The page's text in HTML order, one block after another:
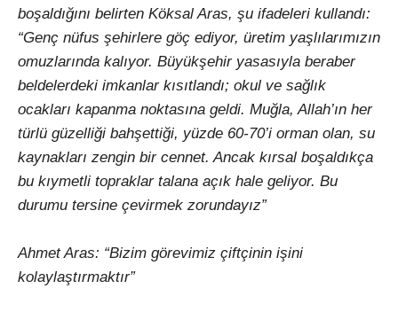
boşaldığını belirten Köksal Aras, şu ifadeleri kullandı:
“Genç nüfus şehirlere göç ediyor, üretim yaşlılarımızın
omuzlarında kalıyor. Büyükşehir yasasıyla beraber
beldelerdeki imkanlar kısıtlandı; okul ve sağlık
ocakları kapanma noktasına geldi. Muğla, Allah’ın her
türlü güzelliği bahşettiği, yüzde 60-70’i orman olan, su
kaynakları zengin bir cennet. Ancak kırsal boşaldıkça
bu kıymetli topraklar talana açık hale geliyor. Bu
durumu tersine çevirmek zorundayız”
Ahmet Aras: “Bizim görevimiz çiftçinin işini
kolaylaştırmaktır”